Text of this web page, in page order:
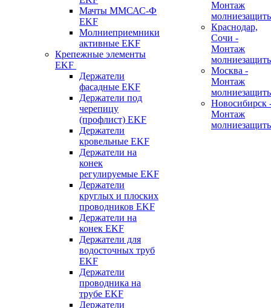
Мачты ММСАС-Ф
EKF
Молниеприемники
активные EKF
Крепежные элементы
EKF
Держатели
фасадные EKF
Держатели под
черепицу
(профлист) EKF
Держатели
кровельные EKF
Держатели на
конек
регулируемые EKF
Держатели
круглых и плоских
проводников EKF
Держатели на
конек EKF
Держатели для
водосточных труб
EKF
Держатели
проводника на
трубе EKF
Держатели
Монтаж
Краснодар,
Сочи -
Монтаж
Москва -
Монтаж
Новосибирск
Монтаж